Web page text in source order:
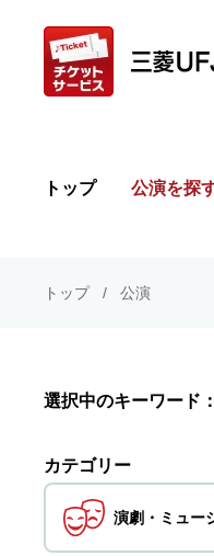
トップ 公演を探
トップ 公演
選択中のキーワード：
カテゴリー
演劇・ ミュー